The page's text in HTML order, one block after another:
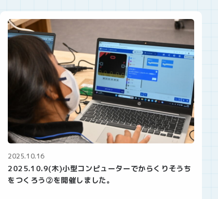
2025.10.16
2025.10.9(木)小型コンピューターでからくりそうち
をつくろう②を開催しました。